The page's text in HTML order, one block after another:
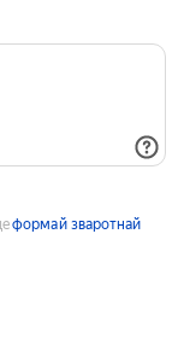
формай зваротнай